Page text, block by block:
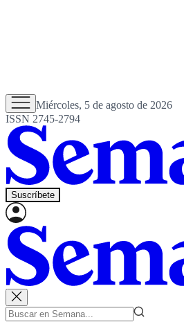
Miércoles, 5 de agosto de 2026
ISSN 2745-2794
Suscríbete